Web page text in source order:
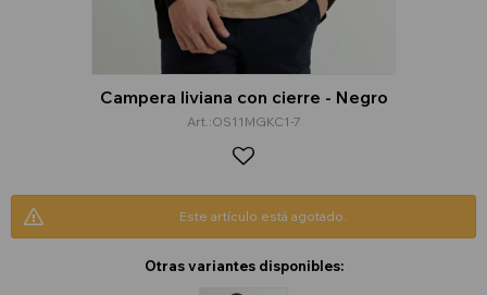
Campera liviana con cierre - Negro
OS11MGKC1-7
Este artículo está agotado.
Otras variantes disponibles: